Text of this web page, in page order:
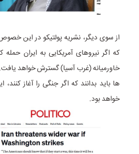
از سوی دیگر، نشریه پولتیکو در این
که اگر نیروهای آمریکایی به ایران
خاورمیانه (غرب آسیا) گسترش خواهد یافت.
ها باید بدانند که اگر جنگی را آغاز
خواهد بود.